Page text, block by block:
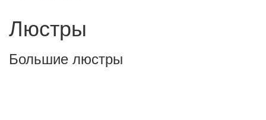
Люстры
Большие люстры